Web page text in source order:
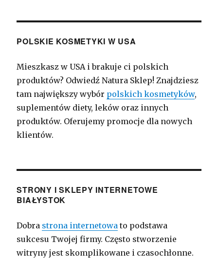
POLSKIE KOSMETYKI W USA
Mieszkasz w USA i brakuje ci polskich
produktów? Odwiedź Natura Sklep! Znajdziesz
tam największy wybór polskich kosmetyków,
suplementów diety, leków oraz innych
produktów. Oferujemy promocje dla nowych
klientów.
STRONY I SKLEPY INTERNETOWE
BIAŁYSTOK
Dobra strona internetowa to podstawa
sukcesu Twojej firmy. Często stworzenie
witryny jest skomplikowane i czasochłonne.